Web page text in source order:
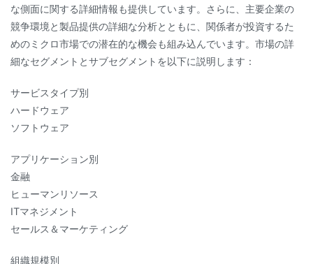
な側面に関する詳細情報も提供しています。さらに、主要企業の
競争環境と製品提供の詳細な分析とともに、関係者が投資するた
めのミクロ市場での潜在的な機会も組み込んでいます。市場の詳
細なセグメントとサブセグメントを以下に説明します：
サービスタイプ別
ハードウェア
ソフトウェア
アプリケーション別
金融
ヒューマンリソース
ITマネジメント
セールス＆マーケティング
組織規模別